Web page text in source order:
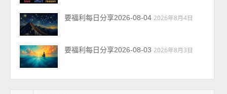
要福利每日分享2026-08-04 2026年8月4日
要福利每日分享2026-08-03 2026年8月3日